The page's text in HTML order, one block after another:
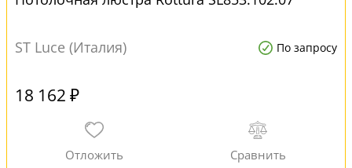
ST Luce (Италия) По запросу
18 162 ₽